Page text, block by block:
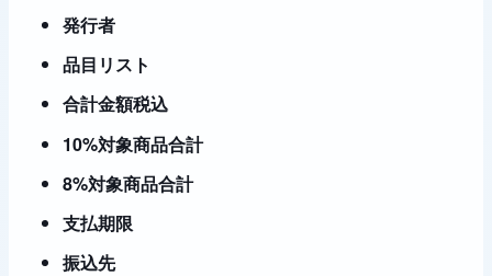
発行者
品目リスト
合計金額税込
10%対象商品合計
8%対象商品合計
支払期限
振込先